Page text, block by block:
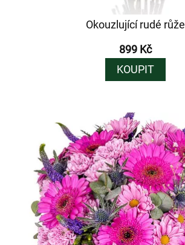
Okouzlující rudé růže
899 Kč
KOUPIT